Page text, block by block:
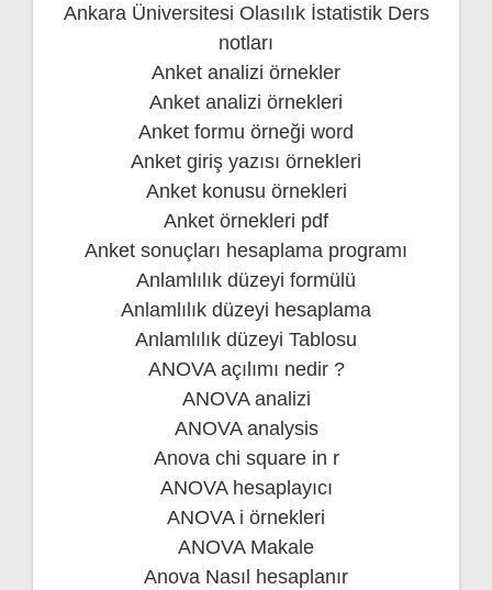
Ankara Üniversitesi Olasılık İstatistik Ders
notları
Anket analizi örnekler
Anket analizi örnekleri
Anket formu örneği word
Anket giriş yazısı örnekleri
Anket konusu örnekleri
Anket örnekleri pdf
Anket sonuçları hesaplama programı
Anlamlılık düzeyi formülü
Anlamlılık düzeyi hesaplama
Anlamlılık düzeyi Tablosu
ANOVA açılımı nedir ?
ANOVA analizi
ANOVA analysis
Anova chi square in r
ANOVA hesaplayıcı
ANOVA i örnekleri
ANOVA Makale
Anova Nasıl hesaplanır